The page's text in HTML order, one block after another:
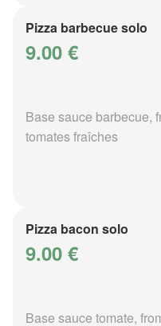
Pizza barbecue solo
9.00 €
Base sauce barbecue,
tomates fraîches
Pizza bacon solo
9.00 €
Base sauce tomate,